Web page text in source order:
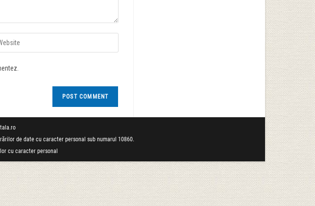
de date cu caracter personal sub numarul 10860.
cu caracter personal